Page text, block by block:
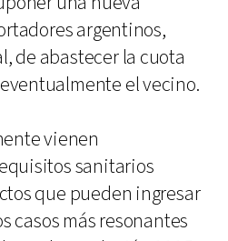
argentinos,
de abastecer la cuota
el vecino.
vienen
sanitarios
que pueden ingresar
casos más resonantes